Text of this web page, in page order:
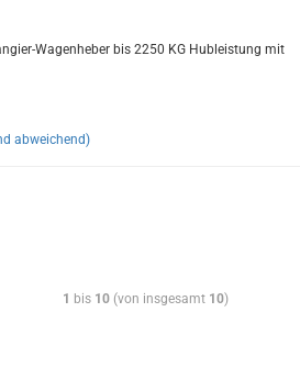
​Wagenheber bis 2250 KG Hub­leis­tung mit
abweichend)
1 bis 10(von insgesamt 10)